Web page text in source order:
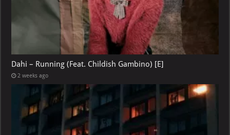
Dahi – Running (Feat. Childish Gambino) [E]
2 weeks ago